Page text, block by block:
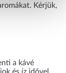
Kérjük,
a kávé